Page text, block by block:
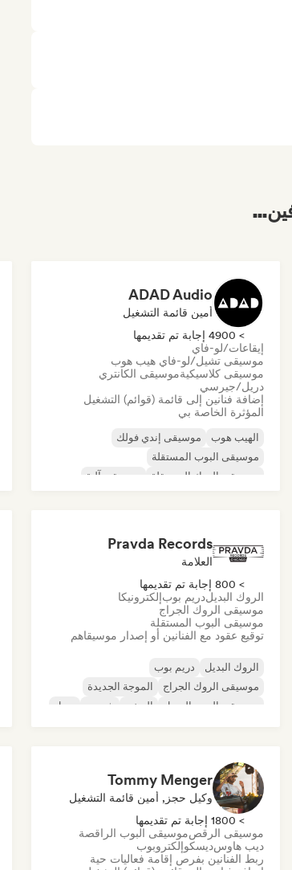
ADAD Audio
أمين قائمة التشغيل
> 4900 إجابة تم تقديمها
إيقاعات/لو-فاي
موسيقى تشيل/لو-فاي هيب هوب
موسيقى كلاسيكيةموسيقى الكانتري
دريل/جيرسي
إضافة فنانين إلى قائمة (قوائم) التشغيل
المؤثرة الخاصة بي
الهيب هوب
موسيقى إندي فولك
موسيقى البوب المستقلة
موسيقى الروك المستقلة
موسيقى آلية
Pravda Records
العلامة
> 800 إجابة تم تقديمها
الروك البديلدريم بوبإلكترونيكا
موسيقى الروك الجراج
موسيقى البوب المستقلة
توقيع عقود مع الفنانين أو إصدار موسيقاهم
الروك البديل
دريم بوب
موسيقى الروك الجراج
الموجة الجديدة
موسيقى البوب السول
الريغي شوجيز سول
Tommy Menger
وكيل حجز, أمين قائمة التشغيل
> 1800 إجابة تم تقديمها
موسيقى الرقصموسيقى البوب الراقصة
ديب هاوسديسكوإلكتروبوب
ربط الفنانين بفرص إقامة فعاليات حية